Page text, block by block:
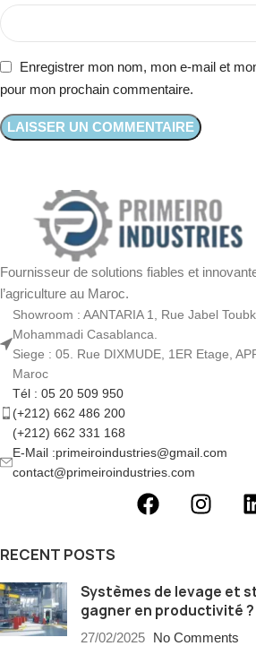
Enregistrer mon nom, mon e-mail et
pour mon prochain commentaire.
Fournisseur de solutions fiables et
l’agriculture au Maroc.
Showroom : AANTARIA 1, Rue Jabel
Mohammadi Casablanca.
Siege : 05. Rue DIXMUDE, 1ER Etage,
Maroc
Tél : 05 20 509 950
(+212) 662 486 200
(+212) 662 331 168
E-Mail :primeiroindustries@gmail.com
contact@primeiroindustries.com
RECENT POSTS
Systèmes de levage et
gagner en productivité ?
27/02/2025 No Comments